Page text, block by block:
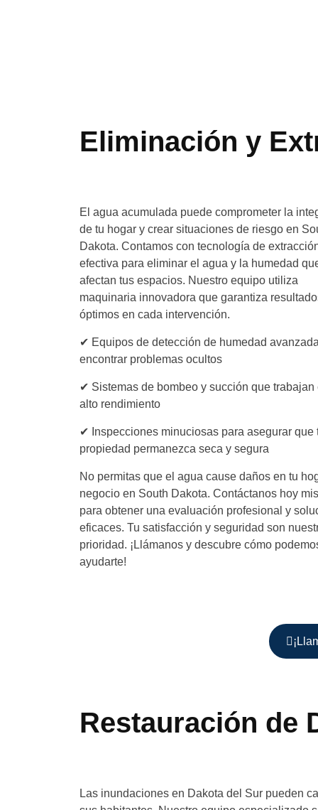
Eliminación y
El agua acumulada puede comprometer la
de tu hogar y crear situaciones de riesgo en
Dakota. Contamos con tecnología de
efectiva para eliminar el agua y la humedad
afectan tus espacios. Nuestro equipo utiliza
maquinaria innovadora que garantiza
óptimos en cada intervención.
✔ Equipos de detección de humedad
encontrar problemas ocultos
✔ Sistemas de bombeo y succión que trabajan
alto rendimiento
✔ Inspecciones minuciosas para asegurar que
propiedad permanezca seca y segura
No permitas que el agua cause daños en tu
negocio en South Dakota. Contáctanos hoy
para obtener una evaluación profesional y
eficaces. Tu satisfacción y seguridad son
prioridad. ¡Llámanos y descubre cómo
ayudarte!
Restauración de
Las inundaciones en Dakota del Sur pueden